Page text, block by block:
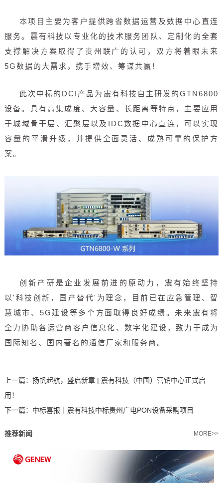
本项目主要为客户提供跨省数据运营及数据中心直连
服务。震有科技以专业化的技术服务团队、定制化的全套
支撑解决方案取得了贵州联广的认可，双方将着眼未来
5G数据的大需求，携手增效、筹谋共赢！
此次中标的DCI产品为震有科技自主研发的GTN6800
设备。具有高集成度、大容量、长距离等特点，主要应用
于城域骨干层、汇聚层以及IDC数据中心直连，可以实现
容量的平滑升级，并提供全面灵活、成熟可靠的保护方
案。
创新产研是企业发展前进的原动力，震有始终坚持
以'科技创新，国产替代'为理念，目前已在应急管理、智
慧城市、5G建设等多个方面取得良好成绩。未来震有将
全力协助各运营商客户信息化、数字化建设，致力于成为
国际知名、国内著名的通信厂家和服务商。
上一篇： 扬帆起航，盛启新章 | 震有科技（中国）营销中心正式启
用！
下一篇： 中标喜报｜震有科技中标贵州广电PON设备采购项目
推荐新闻 MORE>>